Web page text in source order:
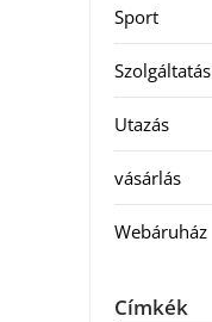
Sport
Szolgáltatás
Utazás
vásárlás
Webáruház
Címkék